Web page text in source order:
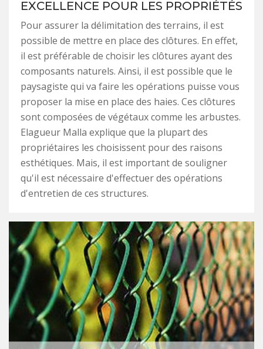
EXCELLENCE POUR LES PROPRIÉTÉS
Pour assurer la délimitation des terrains, il est
possible de mettre en place des clôtures. En effet,
il est préférable de choisir les clôtures ayant des
composants naturels. Ainsi, il est possible que le
paysagiste qui va faire les opérations puisse vous
proposer la mise en place des haies. Ces clôtures
sont composées de végétaux comme les arbustes.
Elagueur Malla explique que la plupart des
propriétaires les choisissent pour des raisons
esthétiques. Mais, il est important de souligner
qu'il est nécessaire d'effectuer des opérations
d'entretien de ces structures.